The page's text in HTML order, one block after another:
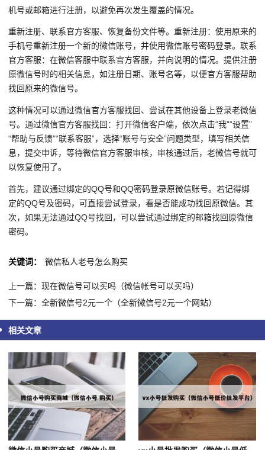
机号或邮箱进行注册，以避免再次发生覆盖的情况。
重新注册、联系官方客服、恢复备份文件等。重新注册：使用原来的
手机号重新注册一个新的微信账号，并使用微信账号密码登录。联系
官方客服：在微信客服中联系官方客服，并向说明的情况。提供注册
原微信号时的相关信息，如注册日期、账号名等，以便官方客服帮助
找回原来的微信号。
这种情况可以通过微信官方客服找回、尝试在其他设备上登录老微信
号。通过微信官方客服找回：打开微信客户端，依次点击“我”“设置”
“帮助与反馈”“联系客服”，选择“账号与安全”问题类型，填写相关信
息，提交申诉，等待微信官方客服审核，审核通过后，老微信号就可
以恢复使用了。
首先，建议通过绑定的QQ号和QQ密码登录原微信账号。若记得绑
定的QQ号及密码，可直接尝试登录，看是否能成功找回原微信。其
次，如果无法通过QQ号找回，可以尝试通过绑定的邮箱找回原微信
密码。
关键词： 微信私人老号怎么购买
上一篇：现在微信号可以买吗（微信帐号可以买吗）
下一篇：全新微信号2元一个（全新微信号2元一个网站）
相关文章